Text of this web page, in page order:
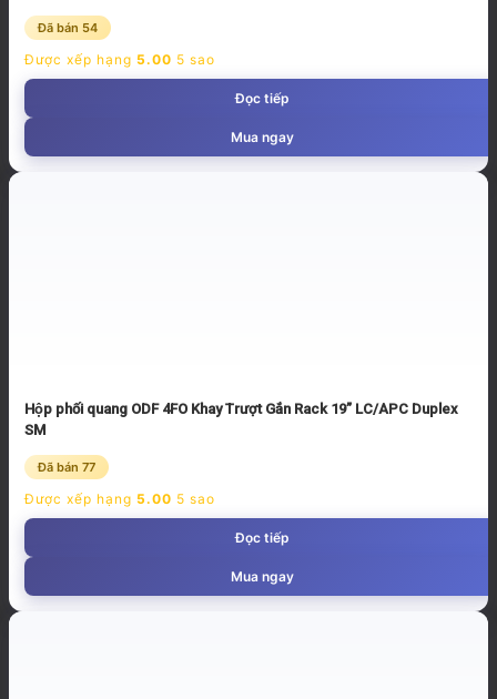
Đã bán 54
Được xếp hạng 5.00 5 sao
Đọc tiếp
Mua ngay
Hộp phối quang ODF 4FO Khay Trượt Gắn Rack 19” LC/APC Duplex
SM
Đã bán 77
Được xếp hạng 5.00 5 sao
Đọc tiếp
Mua ngay